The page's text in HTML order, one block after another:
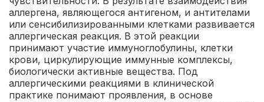
аллергена, являющегося антигеном, и антителами
или сенсибилизированными клетками развивается
аллергическая реакция. В этой реакции
принимают участие иммуноглобулины, клетки
крови, циркулирующие иммунные комплексы,
биологически активные вещества. Под
аллергическими реакциями в клинической
практике понимают проявления, в основе